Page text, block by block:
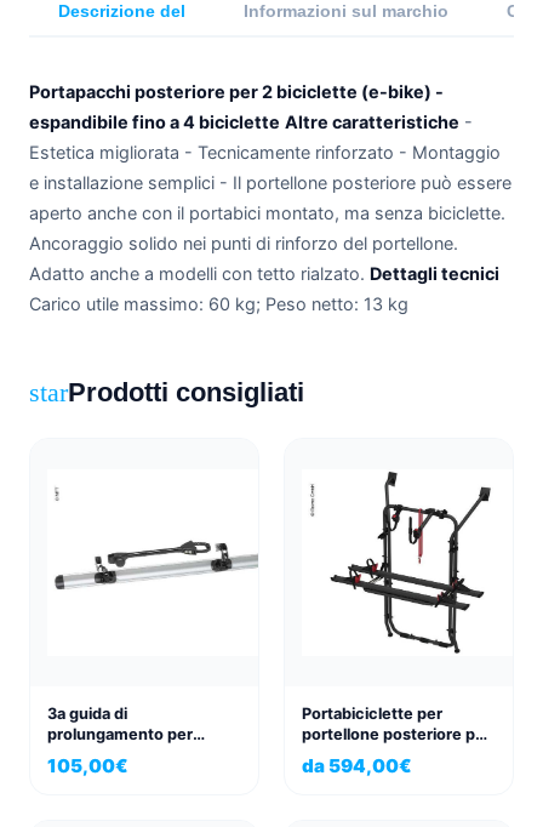
Descrizione del Informazioni sul marchio
Portapacchi posteriore per 2 biciclette (e-bike) -
espandibile fino a 4 biciclette Altre caratteristiche -
Estetica migliorata - Tecnicamente rinforzato - Montaggio
e installazione semplici - Il portellone posteriore può essere
aperto anche con il portabici montato, ma senza biciclette.
Ancoraggio solido nei punti di rinforzo del portellone.
Adatto anche a modelli con tetto rialzato. Dettagli tecnici
Carico utile massimo: 60 kg; Peso netto: 13 kg
starProdotti consigliati
3a guida di
prolungamento per
portabici BackPower mft
per aggancio al rimorchio
105,00€
Portabiciclette per
portellone posteriore per
Volkswagen VW T6 Carry
Bike Nero profondo
da 594,00€